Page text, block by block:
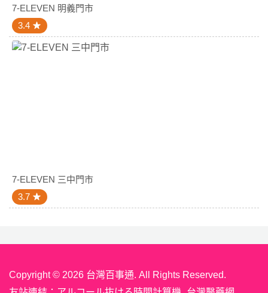
7-ELEVEN 明義門市
3.4
7-ELEVEN 三中門市
3.7
Copyright © 2026 台灣百事通. All Rights Reserved.